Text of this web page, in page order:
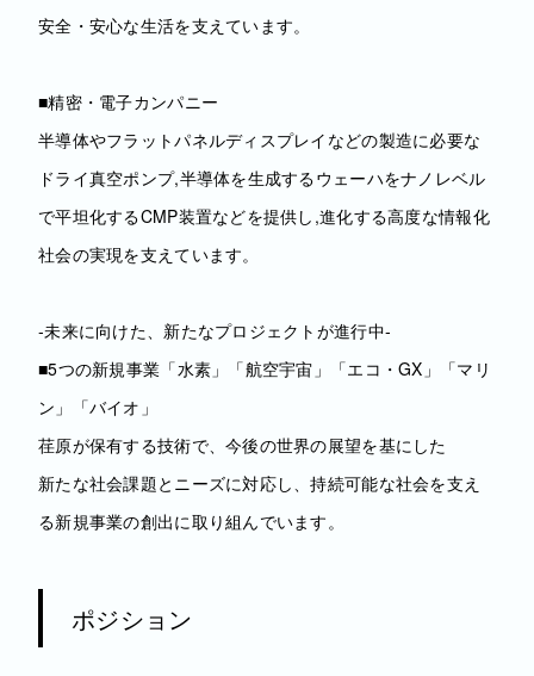
安全・安心な生活を支えています。
■精密・電子カンパニー
半導体やフラットパネルディスプレイなどの製造に必要な
ドライ真空ポンプ,半導体を生成するウェーハをナノレベル
で平坦化するCMP装置などを提供し,進化する高度な情報化
社会の実現を支えています。
‐未来に向けた、新たなプロジェクトが進行中‐
■5つの新規事業「水素」「航空宇宙」「エコ・GX」「マリ
ン」「バイオ」
荏原が保有する技術で、今後の世界の展望を基にした
新たな社会課題とニーズに対応し、持続可能な社会を支え
る新規事業の創出に取り組んでいます。
ポジション